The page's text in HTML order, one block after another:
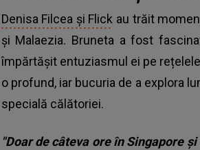
Denisa Filcea și Flick au trăit
și Malaezia. Bruneta a fost
împărtășit entuziasmul ei pe
o profund, iar bucuria de a explora
specială călătoriei.
"Doar de câteva ore în Singapore